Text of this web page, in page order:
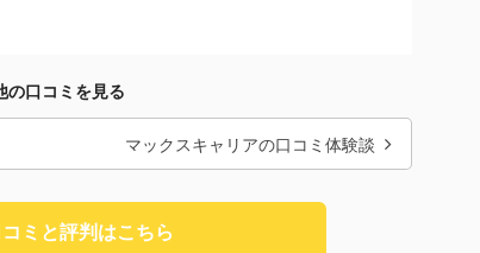
の口コミを見る
マックスキャリアの口コミ体験談
ミと評判はこちら